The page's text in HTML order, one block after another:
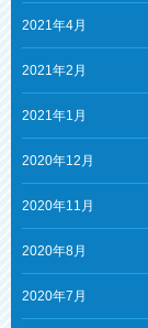
2021年4月
2021年2月
2021年1月
2020年12月
2020年11月
2020年8月
2020年7月